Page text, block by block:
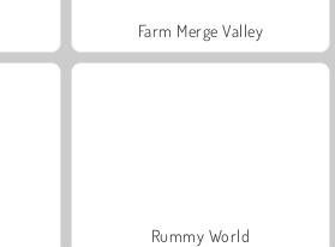
Farm Merge Valley
Rummy World